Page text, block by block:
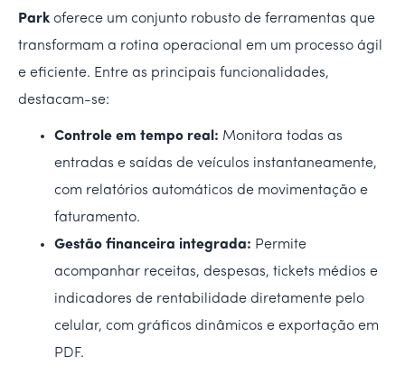
Parkoferece um conjunto robusto de ferramentas que
transformam a rotina operacional em um processo ágil
e eficiente. Entre as principais funcionalidades,
destacam-se:
Controle em tempo real: Monitora todas as
entradas e saídas de veículos instantaneamente,
com relatórios automáticos de movimentação e
faturamento.
Gestão financeira integrada: Permite
acompanhar receitas, despesas, tickets médios e
indicadores de rentabilidade diretamente pelo
celular, com gráficos dinâmicos e exportação em
PDF.